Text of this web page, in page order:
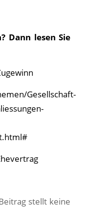
Dann lesen Sie
Gesellschaft-
stellt keine